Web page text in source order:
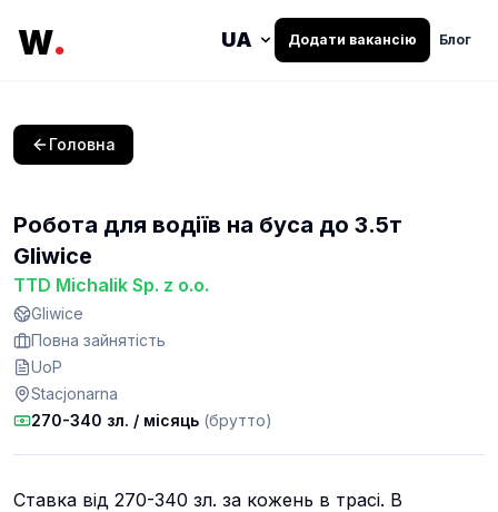
W. Додати вакансію Блог
Головна
Робота для водіїв на буса до 3.5т
Gliwice
TTD Michalik Sp. z o.o.
Gliwice
Повна зайнятість
UoP
Stacjonarna
270-340 зл. / місяць (брутто)
Ставка від 270-340 зл. за кожень в трасі. В